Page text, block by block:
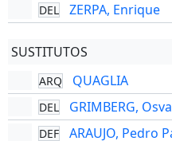
DEL ZERPA, Enrique
SUSTITUTOS
ARQ QUAGLIA
DEL GRIMBERG,
DEF ARAUJO, Pedro